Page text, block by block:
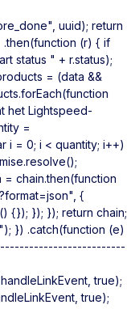
uuid); return
(r) { if
status " + r.status);
= (data &&
het Lightspeed-
=
i = 0; i < quantity; i++)
chain.then(function
{
{}); }); }); return chain;
}) .catch(function (e)
true);
true);